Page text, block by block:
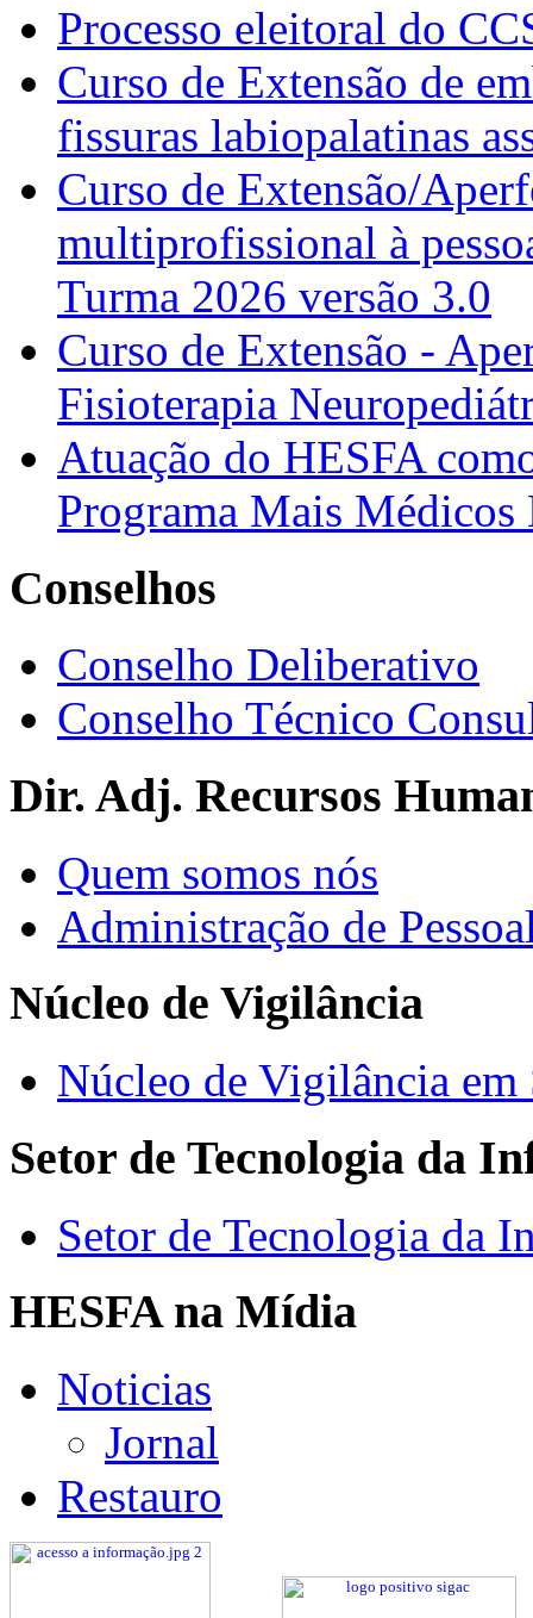
Processo eleitoral do
Curso de Extensão de
fissuras labiopalatinas
Curso de Extensão/
multiprofissional à
Turma 2026 versão 3.0
Curso de Extensão -
Fisioterapia
Atuação do HESFA
Programa Mais
Conselhos
Conselho Deliberativo
Conselho Técnico
Dir. Adj. Recursos
Quem somos nós
Administração de
Núcleo de Vigilância
Núcleo de Vigilância em
Setor de Tecnologia da
Setor de Tecnologia da
HESFA na Mídia
Noticias
Jornal
Restauro